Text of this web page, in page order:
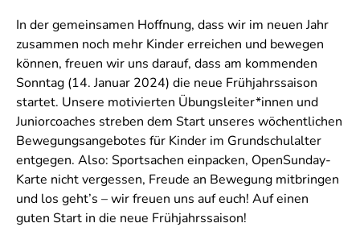
In der gemeinsamen Hoffnung, dass wir im neuen Jahr
zusammen noch mehr Kinder erreichen und bewegen
können, freuen wir uns darauf, dass am kommenden
Sonntag (14. Januar 2024) die neue Frühjahrssaison
startet. Unsere motivierten Übungsleiter*innen und
Juniorcoaches streben dem Start unseres wöchentlichen
Bewegungsangebotes für Kinder im Grundschulalter
entgegen. Also: Sportsachen einpacken, OpenSunday-
Karte nicht vergessen, Freude an Bewegung mitbringen
und los geht’s – wir freuen uns auf euch! Auf einen
guten Start in die neue Frühjahrssaison!